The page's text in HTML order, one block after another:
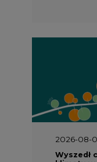
2026-08-
Wyszedł